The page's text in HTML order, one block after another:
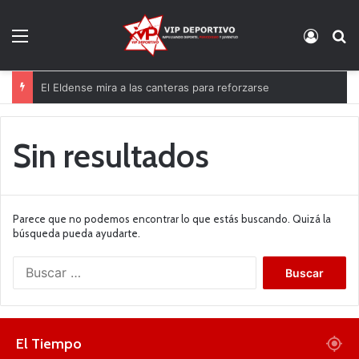
El Eldense mira a las canteras para reforzarse
Sin resultados
Parece que no podemos encontrar lo que estás buscando. Quizá la
búsqueda pueda ayudarte.
El Tiempo